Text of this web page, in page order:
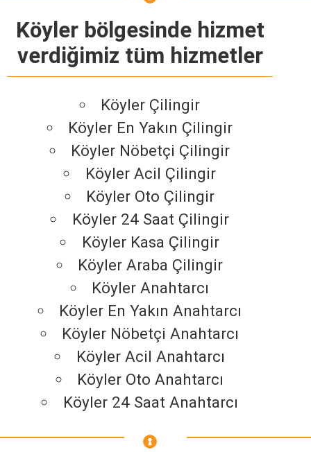
Köyler bölgesinde hizmet
verdiğimiz tüm hizmetler
Köyler Çilingir
Köyler En Yakın Çilingir
Köyler Nöbetçi Çilingir
Köyler Acil Çilingir
Köyler Oto Çilingir
Köyler 24 Saat Çilingir
Köyler Kasa Çilingir
Köyler Araba Çilingir
Köyler Anahtarcı
Köyler En Yakın Anahtarcı
Köyler Nöbetçi Anahtarcı
Köyler Acil Anahtarcı
Köyler Oto Anahtarcı
Köyler 24 Saat Anahtarcı